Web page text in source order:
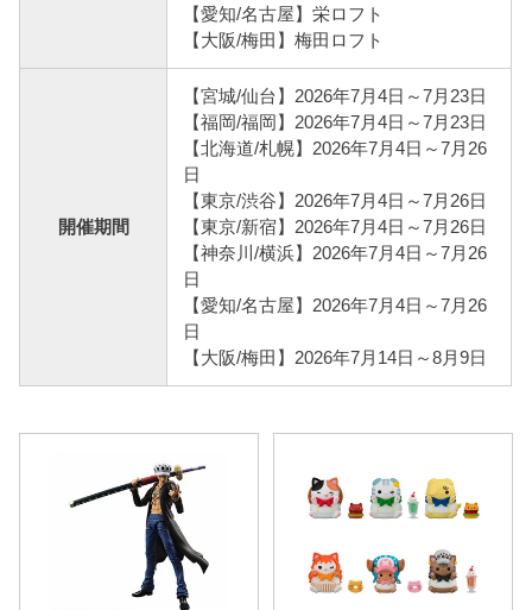
【愛知/名古屋】栄ロフト
【大阪/梅田】梅田ロフト
開催期間
【宮城/仙台】2026年7月4日～7月23日
【福岡/福岡】2026年7月4日～7月23日
【北海道/札幌】2026年7月4日～7月26
日
【東京/渋谷】2026年7月4日～7月26日
【東京/新宿】2026年7月4日～7月26日
【神奈川/横浜】2026年7月4日～7月26
日
【愛知/名古屋】2026年7月4日～7月26
日
【大阪/梅田】2026年7月14日～8月9日